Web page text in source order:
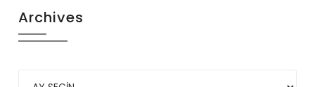
Archives